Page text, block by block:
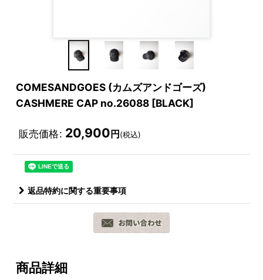
COMESANDGOES (カムズアンドゴーズ)
CASHMERE CAP no.26088 [BLACK]
販売価格: 20,900 円 (税込)
返品特約に関する重要事項
商品詳細